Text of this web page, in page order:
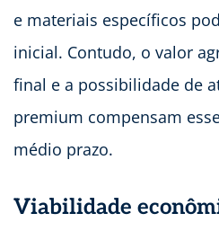
e materiais específicos
inicial. Contudo, o valor
final e a possibilidade de
premium compensam
médio prazo.
Viabilidade